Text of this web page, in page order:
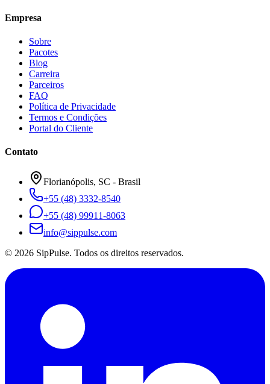
Empresa
Sobre
Pacotes
Blog
Carreira
Parceiros
FAQ
Política de Privacidade
Termos e Condições
Portal do Cliente
Contato
Florianópolis, SC - Brasil
+55 (48) 3332-8540
+55 (48) 99911-8063
info@sippulse.com
© 2026 SipPulse. Todos os direitos reservados.